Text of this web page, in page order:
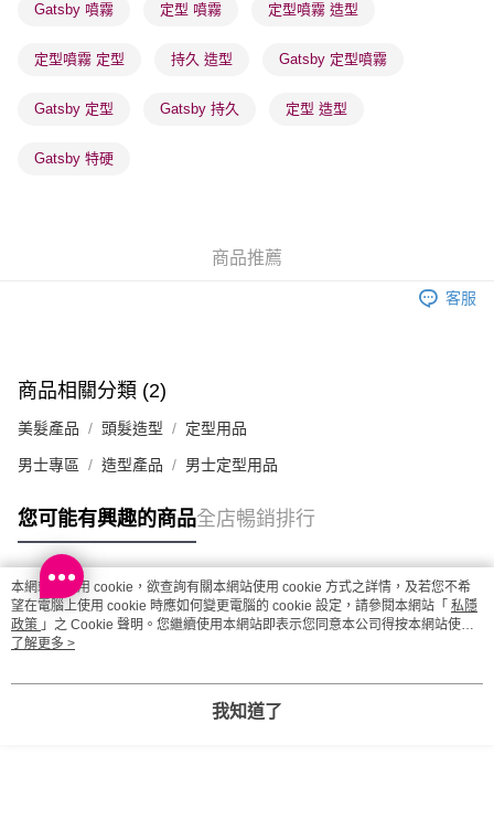
物流公司進行物流配送
取。逾期會取消訂單，並不會安排重寄
Gatsby 噴霧 定型 噴霧 定型噴霧 造型
定型噴霧 定型 持久 造型 Gatsby 定型噴霧
Gatsby 定型 Gatsby 持久 定型 造型
Gatsby 特硬
商品推薦
客服
商品相關分類 (2)
美髮產品 頭髮造型 定型用品
男士專區 造型產品 男士定型用品
您可能有興趣的商品全店暢銷排行
熱門標籤
熱銷排行
本網站中使用 cookie，欲查詢有關本網站使用 cookie 方式之詳情，及若您不希
望在電腦上使用 cookie 時應如何變更電腦的 cookie 設定，請參閱本網站「 私隱
政策 」之 Cookie 聲明。您繼續使用本網站即表示您同意本公司得按本網站使用
條款之 Cookie 聲明使用 cookie。
了解更多 >
我知道了